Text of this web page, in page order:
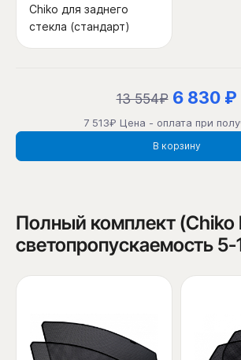
Chiko для заднего
стекла (стандарт)
13 554₽ 6 830 ₽
7 513₽ Цена - оплата при
В корзину
Полный комплект (Chiko
светопропускаемость 5-